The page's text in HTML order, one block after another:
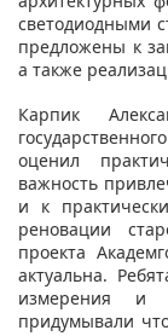
светодиодными
предложены к
а также
Карпик
оценил
важность
и к
реновации
проекта
актуальна.
измерения и
придумывали